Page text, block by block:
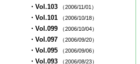
・Vol.103 （2006/11/01）
・Vol.101 （2006/10/18）
・Vol.099 （2006/10/04）
・Vol.097 （2006/09/20）
・Vol.095 （2006/09/06）
・Vol.093 （2006/08/23）